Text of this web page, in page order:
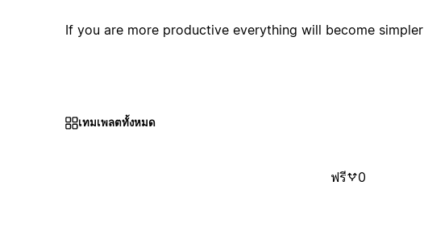
If you are more productive everything will become simpler
เทมเพลตทั้งหมด
ฟรี 0